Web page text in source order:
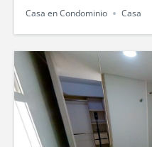
Casa en Condominio
Casa